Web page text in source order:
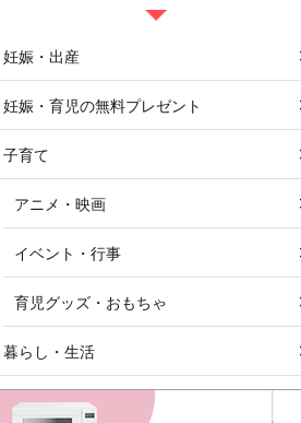
妊娠・出産
妊娠・育児の無料プレゼント
子育て
アニメ・映画
イベント・行事
育児グッズ・おもちゃ
暮らし・生活